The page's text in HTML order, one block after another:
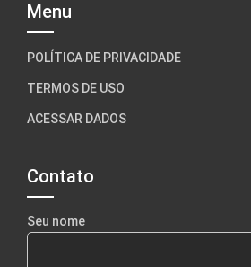
Menu
POLÍTICA DE PRIVACIDADE
TERMOS DE USO
ACESSAR DADOS
Contato
Seu nome